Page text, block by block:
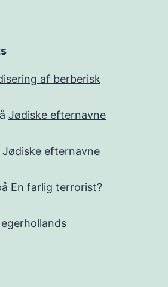
af berberisk
Jødiske efternavne
Jødiske efternavne
En farlig terrorist?